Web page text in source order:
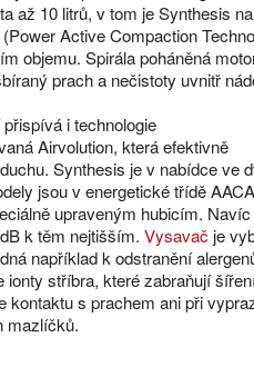
až 10 litrů, v tom je Synthesis
Active Compaction
objemu. Spirála poháněná
prach a nečistoty uvnitř
i technologie
Airvolution, která efektivně
Synthesis je v nabídce ve
jsou v energetické třídě
upraveným hubicím.
k těm nejtišším. Vysavač je
například k odstranění
ionty stříbra, které zabraňují
s prachem ani při
mazlíčků.